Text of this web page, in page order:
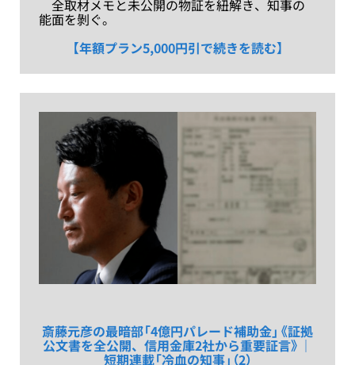
全取材メモと未公開の物証を紐解き、知事の
能面を剝ぐ。
【年額プラン5,000円引で続きを読む】
斎藤元彦の最暗部「4億円パレード補助金」《証拠
公文書を全公開、信用金庫2社から重要証言》｜
短期連載「冷血の知事」（2）